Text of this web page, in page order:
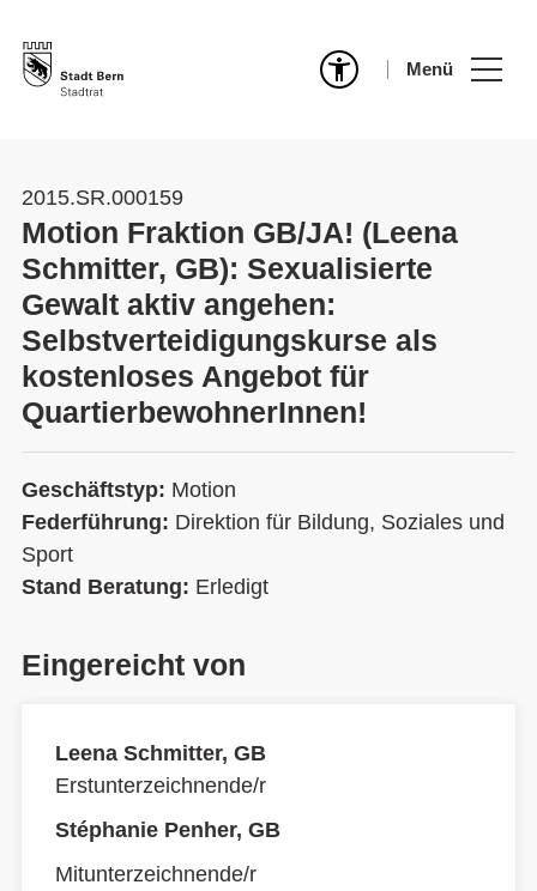
Menü
2015.SR.000159
Motion Fraktion GB/JA! (Leena
Schmitter, GB): Sexualisierte
Gewalt aktiv angehen:
Selbstverteidigungskurse als
kostenloses Angebot für
QuartierbewohnerInnen!
Geschäftstyp: Motion
Federführung: Direktion für Bildung, Soziales und
Sport
Stand Beratung: Erledigt
Eingereicht von
Leena Schmitter, GB
Erstunterzeichnende/r
Stéphanie Penher, GB
Mitunterzeichnende/r